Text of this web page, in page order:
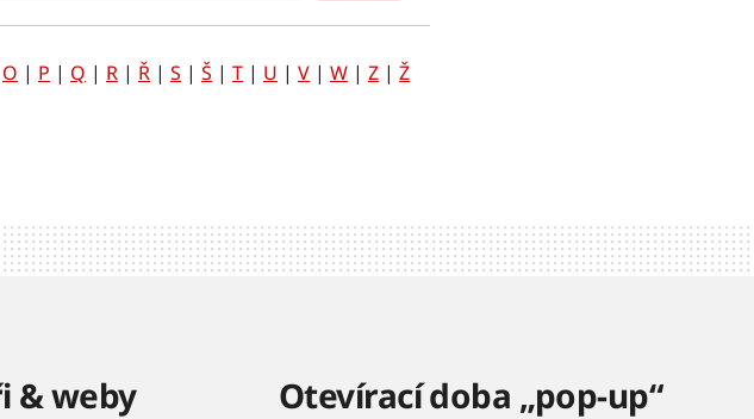
O | P | Q | R | Ř | S | Š | T | U | V | W | Z | Ž
& weby
Otevírací doba „pop-up“